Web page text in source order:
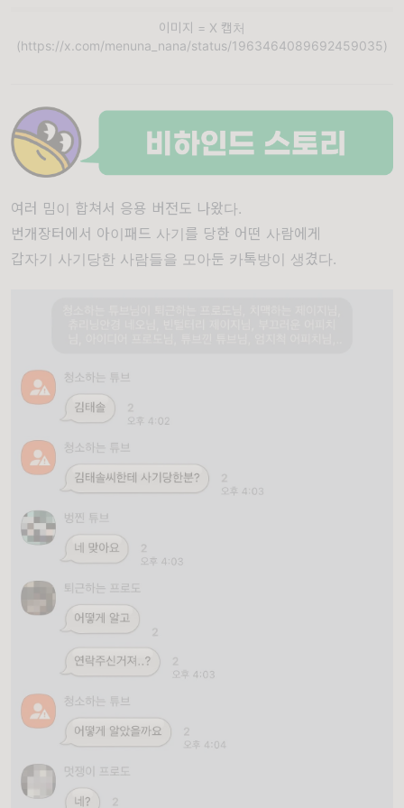
이미지 = X 캡처
(https://x.com/menuna_nana/status/1963464089692459035)
여러 밈이 합쳐서 응용 버전도 나왔다.
번개장터에서 아이패드 사기를 당한 어떤 사람에게
갑자기 사기당한 사람들을 모아둔 카톡방이 생겼다.